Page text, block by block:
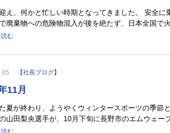
え、何かと忙しい時期となってきました。 安全に
廃棄物への危険物混入が後を絶たず、日本全国で
む
【社長ブログ】
11月
夏が終わり、ようやくウィンタースポーツの季節
山田梨央選手が、10月下旬に長野市のエムウェー
む